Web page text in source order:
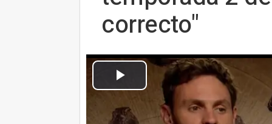
correcto"
Charlie Vickers revela el plan maestro de Sauron en la temporada
Cultura Ocio
Actualizado: lunes, 26 agosto 2024 14:54